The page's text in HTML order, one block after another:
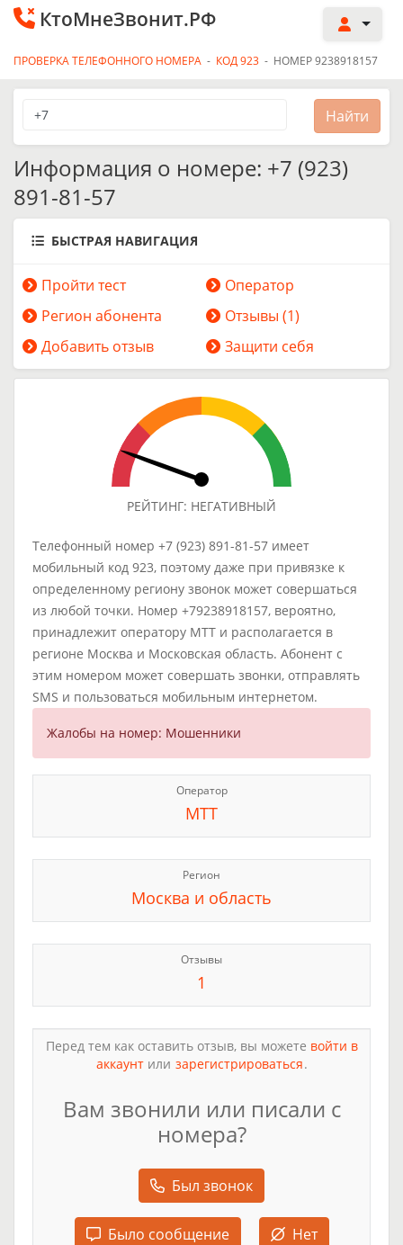
КтоМнеЗвонит.РФ
ПРОВЕРКА ТЕЛЕФОННОГО НОМЕРА - КОД 923 - НОМЕР 9238918157
Информация о номере: +7 (923)
891-81-57
БЫСТРАЯ НАВИГАЦИЯ
Пройти тест
Оператор
Регион абонента
Отзывы (1)
Добавить отзыв
Защити себя
РЕЙТИНГ: НЕГАТИВНЫЙ
Телефонный номер +7 (923) 891-81-57 имеет
мобильный код 923, поэтому даже при привязке к
определенному региону звонок может совершаться
из любой точки. Номер +79238918157, вероятно,
принадлежит оператору МТТ и располагается в
регионе Москва и Московская область. Абонент с
этим номером может совершать звонки, отправлять
SMS и пользоваться мобильным интернетом.
Жалобы на номер: Мошенники
Оператор
МТТ
Регион
Москва и область
Отзывы
1
Перед тем как оставить отзыв, вы можете войти в
аккаунтили зарегистрироваться.
Вам звонили или писали с
номера?
Был звонок
Было сообщение Нет